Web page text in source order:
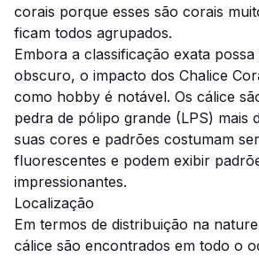
corais porque esses são corais
ficam todos agrupados.
Embora a classificação exata
obscuro, o impacto dos Chalice
como hobby é notável. Os cálice
pedra de pólipo grande (LPS) mais
suas cores e padrões costumam
fluorescentes e podem exibir
impressionantes.
Localização
Em termos de distribuição na
cálice são encontrados em todo o